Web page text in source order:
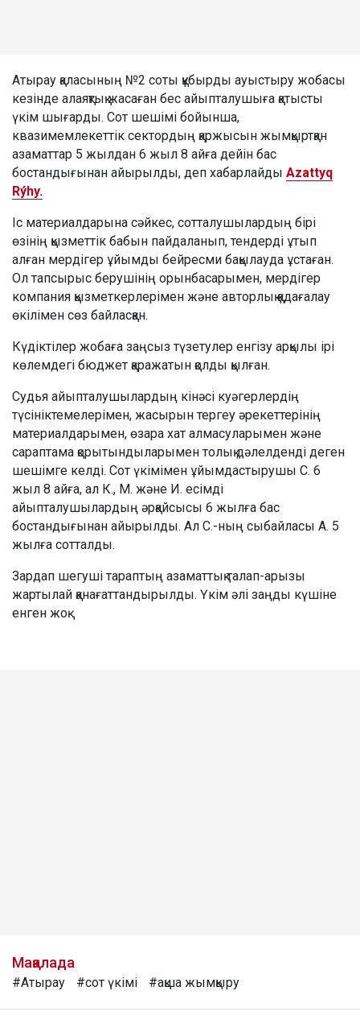
Атырау қаласының №2 соты құбырды ауыстыру жобасы
кезінде алаяқтық жасаған бес айыпталушыға қатысты
үкім шығарды. Сот шешімі бойынша,
квазимемлекеттік сектордың қаржысын жымқыртқан
азаматтар 5 жылдан 6 жыл 8 айға дейін бас
бостандығынан айырылды, деп хабарлайды Azattyq
Rýhy.
Іс материалдарына сәйкес, сотталушылардың бірі
өзінің қызметтік бабын пайдаланып, тендерді ұтып
алған мердігер ұйымды бейресми бақылауда ұстаған.
Ол тапсырыс берушінің орынбасарымен, мердігер
компания қызметкерлерімен және авторлық қадағалау
өкілімен сөз байласқан.
Күдіктілер жобаға заңсыз түзетулер енгізу арқылы ірі
көлемдегі бюджет қаражатын қолды қылған.
Судья айыпталушылардың кінәсі куәгерлердің
түсініктемелерімен, жасырын тергеу әрекеттерінің
материалдарымен, өзара хат алмасуларымен және
сараптама қорытындыларымен толық дәлелденді деген
шешімге келді. Сот үкімімен ұйымдастырушы С. 6
жыл 8 айға, ал К., М. және И. есімді
айыпталушылардың әрқайсысы 6 жылға бас
бостандығынан айырылды. Ал С.-ның сыбайласы А. 5
жылға сотталды.
Зардап шегуші тараптың азаматтық талап-арызы
жартылай қанағаттандырылды. Үкім әлі заңды күшіне
енген жоқ.
Мақалада
#Атырау #сот үкімі #ақша жымқыру